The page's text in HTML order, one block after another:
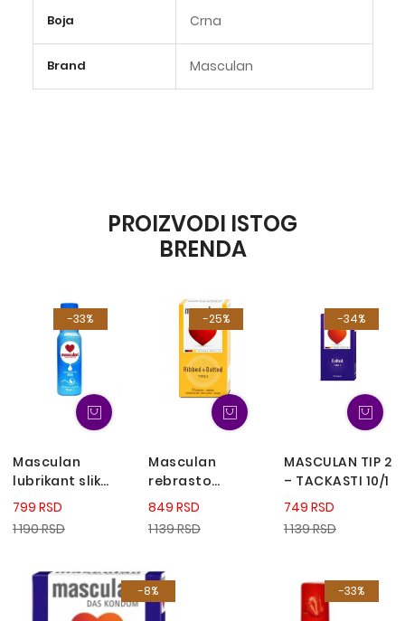
informacija
Boja Crna
Brand Masculan
PROIZVODI ISTOG
BRENDA
-33%
Masculan
lubrikant slik
gel 75ml
799 RSD
1 190 RSD
-25%
Masculan
rebrasto
tačkasti
komada
849 RSD
1 139 RSD
-34%
MASCULAN TIP 2
– TACKASTI 10/1
749 RSD
1 139 RSD
-8% -33%